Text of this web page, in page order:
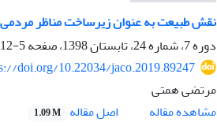
نقش طبیعت به عنوان زیرساخت مناظر
دوره 7، شماره 24، تابستان 1398، صفحه
5-12
doi.org/10.22034/jaco.2019.89247
مرتضی همتی
مشاهده مقاله
اصل مقاله 1.09 M